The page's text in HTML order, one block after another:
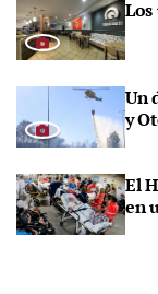
Un
y
El
en